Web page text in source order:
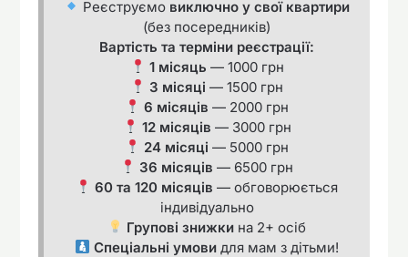
Реєструємо виключно у свої квартири
(без посередників)
Вартість та терміни реєстрації:
1 місяць — 1000 грн
3 місяці — 1500 грн
6 місяців — 2000 грн
12 місяців — 3000 грн
24 місяці — 5000 грн
36 місяців — 6500 грн
60 та 120 місяців — обговорюється
індивідуально
Групові знижки на 2+ осіб
Спеціальні умови для мам з дітьми!